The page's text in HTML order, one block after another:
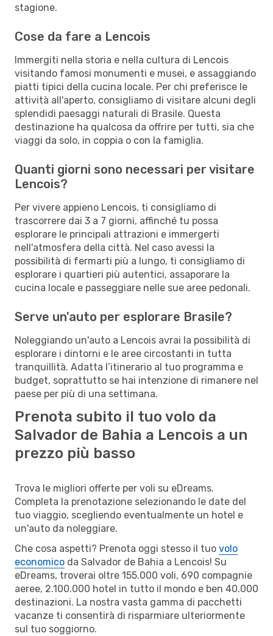
stagione.
Cose da fare a Lencois
Immergiti nella storia e nella cultura di Lencois
visitando famosi monumenti e musei, e assaggiando
piatti tipici della cucina locale. Per chi preferisce le
attività all'aperto, consigliamo di visitare alcuni degli
splendidi paesaggi naturali di Brasile. Questa
destinazione ha qualcosa da offrire per tutti, sia che
viaggi da solo, in coppia o con la famiglia.
Quanti giorni sono necessari per visitare
Lencois?
Per vivere appieno Lencois, ti consigliamo di
trascorrere dai 3 a 7 giorni, affinché tu possa
esplorare le principali attrazioni e immergerti
nell'atmosfera della città. Nel caso avessi la
possibilità di fermarti più a lungo, ti consigliamo di
esplorare i quartieri più autentici, assaporare la
cucina locale e passeggiare nelle sue aree pedonali.
Serve un'auto per esplorare Brasile?
Noleggiando un'auto a Lencois avrai la possibilità di
esplorare i dintorni e le aree circostanti in tutta
tranquillità. Adatta l’itinerario al tuo programma e
budget, soprattutto se hai intenzione di rimanere nel
paese per più di una settimana.
Prenota subito il tuo volo da
Salvador de Bahia a Lencois a un
prezzo più basso
Trova le migliori offerte per voli su eDreams.
Completa la prenotazione selezionando le date del
tuo viaggio, scegliendo eventualmente un hotel e
un'auto da noleggiare.
Che cosa aspetti? Prenota oggi stesso il tuo volo
economico da Salvador de Bahia a Lencois! Su
eDreams, troverai oltre 155.000 voli, 690 compagnie
aeree, 2.100.000 hotel in tutto il mondo e ben 40.000
destinazioni. La nostra vasta gamma di pacchetti
vacanze ti consentirà di risparmiare ulteriormente
sul tuo soggiorno.